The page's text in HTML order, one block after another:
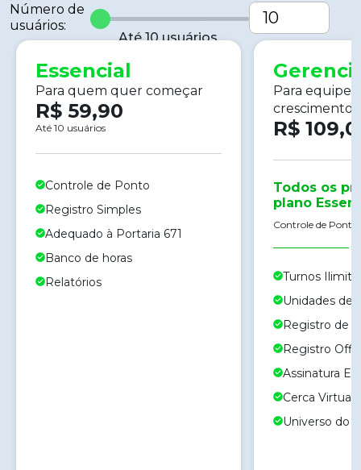
Número de
usuários:
Até10usuários.
Essencial
Para quem quer começar
R$ 59,90
Até 10 usuários
Controle de Ponto
Registro Simples
Adequado à Portaria 671
Banco de horas
Relatórios
Para equipes
crescimento
R$
Todos os
plano
Controle de
Turnos
Unidades de
Registro de
Registro
Assinatura
Cerca Virtual
Universo do